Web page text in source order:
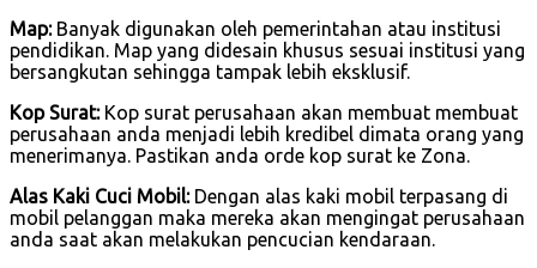
Map:Banyak digunakan oleh pemerintahan atau institusi
pendidikan. Map yang didesain khusus sesuai institusi yang
bersangkutan sehingga tampak lebih eksklusif.
Kop Surat:Kop surat perusahaan akan membuat membuat
perusahaan anda menjadi lebih kredibel dimata orang yang
menerimanya. Pastikan anda orde kop surat ke Zona.
Alas Kaki Cuci Mobil:Dengan alas kaki mobil terpasang di
mobil pelanggan maka mereka akan mengingat perusahaan
anda saat akan melakukan pencucian kendaraan.